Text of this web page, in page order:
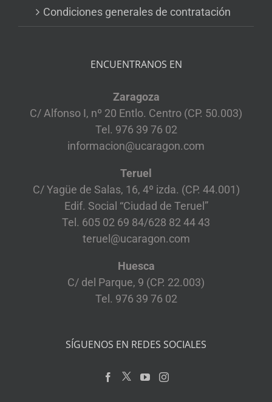
Condiciones generales de contratación
ENCUENTRANOS EN
Zaragoza
C/ Alfonso I, nº 20 Entlo. Centro (CP. 50.003)
Tel. 976 39 76 02
informacion@ucaragon.com
Teruel
C/ Yagüe de Salas, 16, 4º izda. (CP. 44.001)
Edif. Social “Ciudad de Teruel”
Tel. 605 02 69 84/628 82 44 43
teruel@ucaragon.com
Huesca
C/ del Parque, 9 (CP. 22.003)
Tel. 976 39 76 02
SÍGUENOS EN REDES SOCIALES